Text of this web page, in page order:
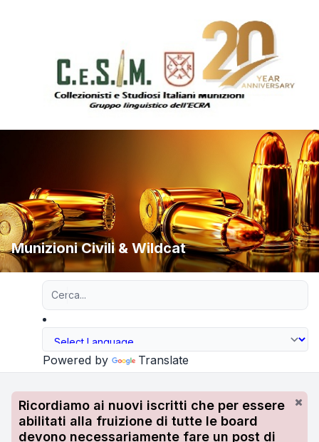
Munizioni Civili & Wildcat
Powered by Translate
Ricordiamo ai nuovi iscritti che per essere
abilitati alla fruizione di tutte le board
devono necessariamente fare un post di